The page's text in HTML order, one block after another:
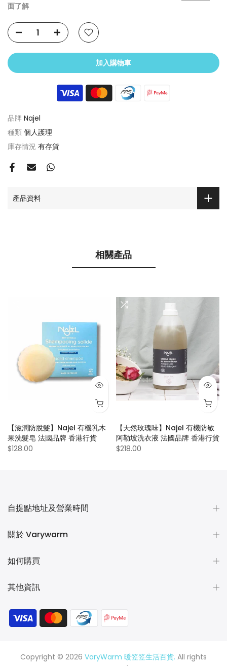
面了解
加入購物車
品牌 Najel
種類 個人護理
庫存情況 有存貨
產品資料
相關產品
【滋潤防脫髮】Najel 有機乳木
果洗髮皂 法國品牌 香港行貨
$128.00
【天然玫瑰味】Najel 有機防敏
阿勒坡洗衣液 法國品牌 香港行貨
$218.00
自提點地址及營業時間
關於 Varywarm
如何購買
其他資訊
Copyright © 2026 VaryWarm 暖笠笠生活百貨. All rights